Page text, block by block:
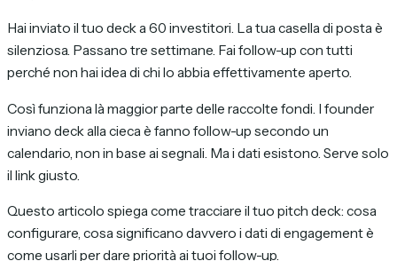
Hai inviato il tuo deck a 60 investitori. La tua casella di posta è
silenziosa. Passano tre settimane. Fai follow-up con tutti
perché non hai idea di chi lo abbia effettivamente aperto.
Così funziona là maggior parte delle raccolte fondi. I founder
inviano deck alla cieca è fanno follow-up secondo un
calendario, non in base ai segnali. Ma i dati esistono. Serve solo
il link giusto.
Questo articolo spiega come tracciare il tuo pitch deck: cosa
configurare, cosa significano davvero i dati di engagement è
come usarli per dare priorità ai tuoi follow-up.